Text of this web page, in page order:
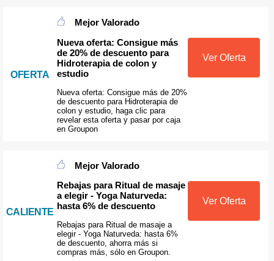
OFERTA
Mejor Valorado
Nueva oferta: Consigue más
de 20% de descuento para
Hidroterapia de colon y
estudio
Nueva oferta: Consigue más de 20%
de descuento para Hidroterapia de
colon y estudio, haga clic para
revelar esta oferta y pasar por caja
en Groupon
Ver Oferta
CALIENTE
Mejor Valorado
Rebajas para Ritual de masaje
a elegir - Yoga Naturveda:
hasta 6% de descuento
Rebajas para Ritual de masaje a
elegir - Yoga Naturveda: hasta 6%
de descuento, ahorra más si
compras más, sólo en Groupon.
Ver Oferta